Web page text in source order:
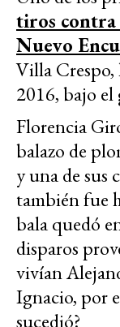
tiros contra
Nuevo
Villa Crespo,
2016, bajo
Florencia
balazo de
y una de sus
también fue
bala quedó
disparos
vivían
Ignacio, por
sucedió?